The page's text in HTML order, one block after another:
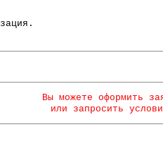
Вы можете оформить
или запросить